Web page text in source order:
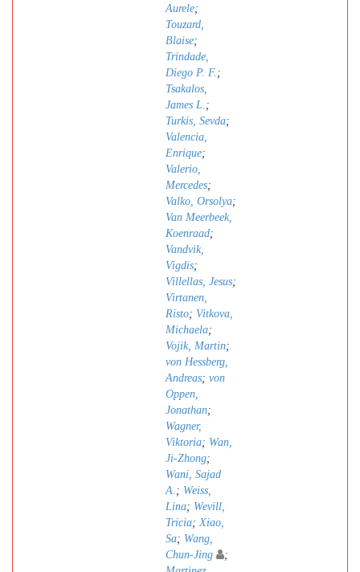
Aurele;
Touzard,
Blaise;
Trindade,
Diego P. F. ;
Tsakalos,
James L. ;
Turkis, Sevda;
Valencia,
Enrique;
Valerio,
Mercedes;
Valko, Orsolya;
Van Meerbeek,
Koenraad;
Vandvik,
Vigdis;
Villellas, Jesus;
Virtanen,
Risto; Vitkova,
Michaela;
Vojik, Martin;
von Hessberg,
Andreas; von
Oppen,
Jonathan;
Wagner,
Viktoria; Wan,
Ji-Zhong;
Wani, Sajad
A. ; Weiss,
Lina; Wevill,
Tricia;Xiao,
Sa; Wang,
Chun-Jing
;